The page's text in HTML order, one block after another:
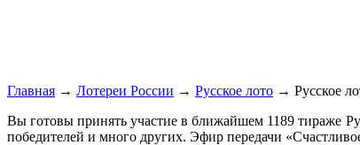
Главная → Лотереи России → Русское лото → Русское
Вы готовы принять участие в ближайшем 1189 тираже
победителей и много других. Эфир передачи